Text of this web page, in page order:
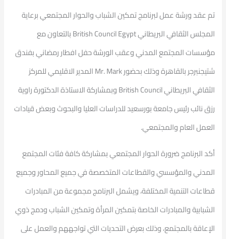
تم عقد ورشة عمل لبرنامج تمكين الشباب والحوار المجتمعي برعاية
المجلس الثقافي البريطاني British Council Egypt بالتعاون مع
مؤسسات المجتمع المدني وعقب الورشة حفل افطار رمضاني بفندق
شتيجنبرجر بالقاهرة وذلك بحضور Mr. Mark المدير الاقليمي للمركز
الثقافي البريطاني British Council وبمشاركة الاستاذة الدكتورة راوية
رزق نائب رئيس جامعة بورسعيد للدراسات العليا والبحوث وبعض قيادات
العمل العام والمجتمعي.
أكد البرنامج ضرورة الحوار المجتمعي بمشاركة كافة فئات المجتمع
المدني والمؤسسي والقطاعات المتخصصة في جميع المحاور وجميع
قطاعات التنمية المختلفة، ويشمل البرنامج مجموعة من المبادرات
الشبابية والمبادرات الخاصة بتمكين المرأة وتمكين الشباب ودمج ذوي
الإعاقة بالمجتمع، وذلك بعرض التحديات التي تواجههم والعمل على